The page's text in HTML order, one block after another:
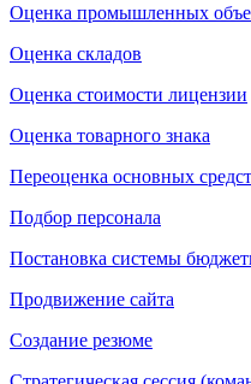
Оценка промышленных
Оценка складов
Оценка стоимости лицензии
Оценка товарного знака
Переоценка основных
Подбор персонала
Постановка системы
Продвижение сайта
Создание резюме